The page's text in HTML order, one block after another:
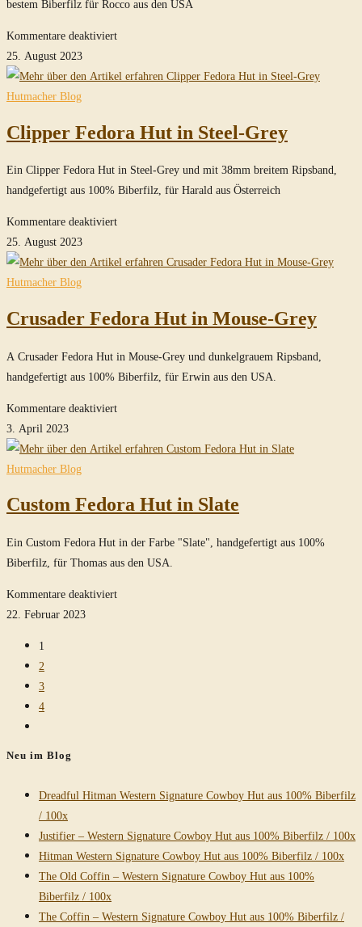
bestem Biberfilz für Rocco aus den USA
Kommentare deaktiviertfür
Fedora
Imperial
25. August 2023
Hutmacher Blog
Clipper Fedora Hut in Steel-Grey
Ein Clipper Fedora Hut in Steel-Grey und mit 38mm breitem Ripsband,
handgefertigt aus 100% Biberfilz, für Harald aus Österreich
Kommentare deaktiviertfür
Fedora
Steel-
25. August 2023
Hutmacher Blog
Crusader Fedora Hut in Mouse-Grey
A Crusader Fedora Hut in Mouse-Grey und dunkelgrauem Ripsband,
handgefertigt aus 100% Biberfilz, für Erwin aus den USA.
Kommentare deaktiviertfür
Fedora
Mouse-
3. April 2023
Hutmacher Blog
Custom Fedora Hut in Slate
Ein Custom Fedora Hut in der Farbe "Slate", handgefertigt aus 100%
Biberfilz, für Thomas aus den USA.
Kommentare deaktiviertfür
22. Februar 2023
1
2
3
4
Neu im Blog
Dreadful Hitman Western Signature Cowboy Hut aus 100% Biberfilz
/ 100x
Justifier – Western Signature Cowboy Hut aus 100% Biberfilz / 100x
Hitman Western Signature Cowboy Hut aus 100% Biberfilz / 100x
The Old Coffin – Western Signature Cowboy Hut aus 100%
Biberfilz / 100x
The Coffin – Western Signature Cowboy Hut aus 100% Biberfilz /